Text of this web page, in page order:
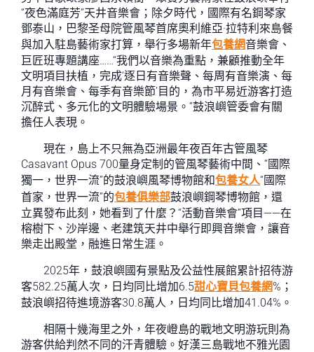
“夜色滿庭芳”天井音樂會；除夕時代，國際有名鋼琴家
鄧泰山，巴黎圣母院管風琴首席奧利維亞·拉特利來島餐
與加入駐島藝術家打算，舉行多場新年包養網音樂會、
巨匠班專題講座……“我們以音樂為重點，兼顧推動全年
文明項目扶植，完成‘逐日有音樂聲、每周有音樂演、每
月有音樂會、每季有音樂節’目的，為市平易近游客打造
沉醉式、多元化的文明體驗場景。”鼓浪嶼管委會有關
擔任人表現。
現在，島上不只無為亞洲最年夜百年古管風琴
Casavant Opus 700量身定制的管風琴藝術中間、“國際
獨一，世界一流”的鼓浪嶼風琴博物館和包養女人“國際
首家，世界一流”的包養俱樂部鼓浪嶼鋼琴博物館，還
立異發布此刻，她看到了什麼？“活動音樂會”項目——在
榕樹下、沙岸邊、老建筑天井中舉行即興音樂會，讓音
樂走出殿堂，融進日常生涯。
2025年，鼓浪嶼國有景點及公益性展館累計招待游
客582.25萬人次，日均同比增加6.5甜心寶貝包養網%；
鼓浪嶼招待進境游客30.8萬人，日均同比增加41.04%。
相隔十幾海里之外，年夜嶝島的戰地文明游玩則為
游客供給判然不同的汗青體驗。好漢三島戰地不雅光園